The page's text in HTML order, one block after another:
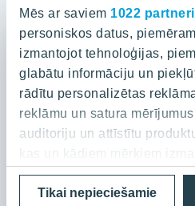
Mēs ar saviem 1022
personiskos datus,
izmantojot tehnoloģijas,
glabātu informāciju un
rādītu personalizētas
reklāmu un satura
auditoriju un attīstītu
Ja atļaujat, mēs arī vēlētos
Tikai nepieciešamie
yitmajas@yit.lv
Projekti
Silvas nami
Grafīts
Par YIT
Par YIT
Ilgtspēja
Privātuma politika